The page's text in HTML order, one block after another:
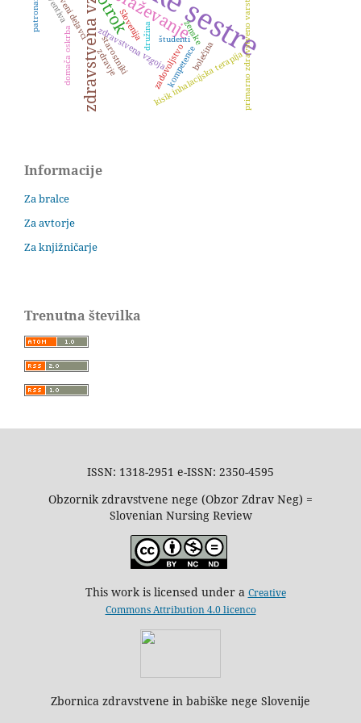
zdravstvena vzgojaotrok
zdravstvena vzgoja
Slovenija študentiženske
družina
starostniki zadovoljstvo primarno zdravstveno varstvo
kompetence
domača oskrba zdravje kisik inhalacijska terapija
bolečina
Informacije
Za bralce
Za avtorje
Za knjižničarje
Trenutna številka
ISSN: 1318-2951 e-ISSN: 2350-4595
Obzornik zdravstvene nege (Obzor Zdrav Neg) =
Slovenian Nursing Review
This work is licensed under a Creative
Commons Attribution 4.0 licenco
Zbornica zdravstvene in babiške nege Slovenije